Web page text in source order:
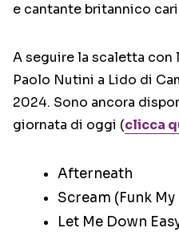
e cantante britannico
A seguire la scaletta
Paolo Nutini a Lido di
2024. Sono ancora
giornata di oggi (clicca
Afterneath
Scream (Funk
Let Me Down